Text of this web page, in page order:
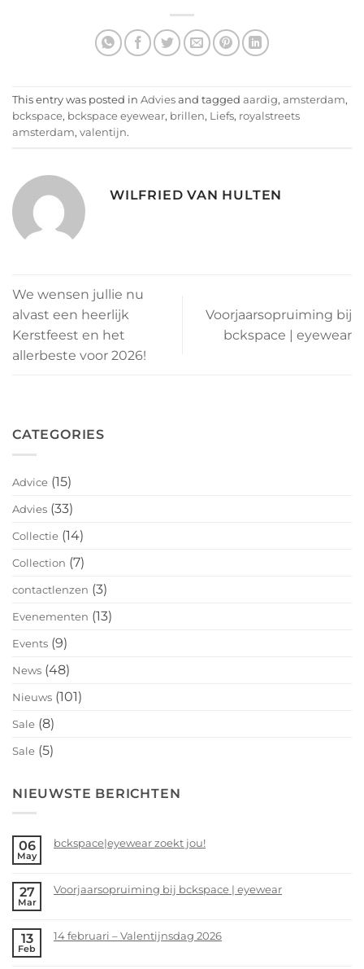
This entry was posted in Advies and tagged aardig, amsterdam,
bckspace, bckspace eyewear, brillen, Liefs, royalstreets
amsterdam, valentijn.
WILFRIED VAN HULTEN
We wensen jullie nu
alvast een heerlijk
Kerstfeest en het
allerbeste voor 2026!
Voorjaarsopruiming bij
bckspace | eyewear
CATEGORIES
Advice (15)
Advies (33)
Collectie (14)
Collection (7)
contactlenzen (3)
Evenementen (13)
Events (9)
News (48)
Nieuws (101)
Sale (8)
Sale (5)
NIEUWSTE BERICHTEN
06
May
bckspace|eyewear zoekt jou!
on
jou!
27
Mar
Voorjaarsopruiming bij bckspace | eyewear
on
13
Feb
14 februari – Valentijnsdag 2026